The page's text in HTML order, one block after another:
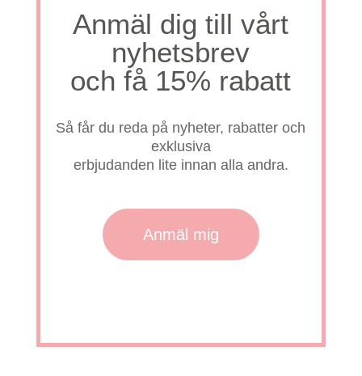
Anmäl dig till vårt
nyhetsbrev
och få 15% rabatt
Så får du reda på nyheter, rabatter och
exklusiva
erbjudanden lite innan alla andra.
Anmäl mig